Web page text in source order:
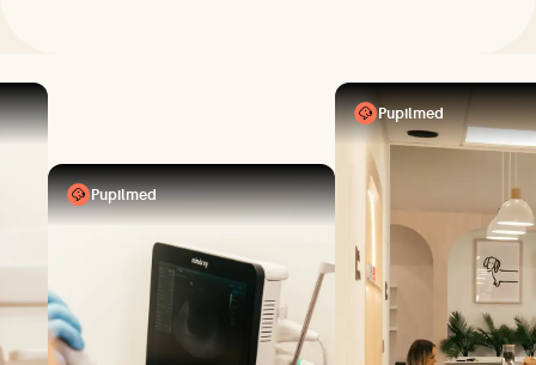
Pupilmed
Pupilmed